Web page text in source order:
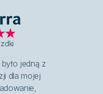
jedną z
dla mojej